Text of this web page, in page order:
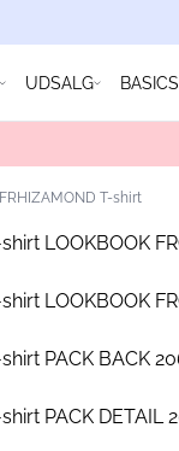
UDSALG BASICS
FRHIZAMOND T-shirt